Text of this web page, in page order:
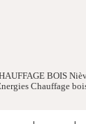
BOIS
Chauffage